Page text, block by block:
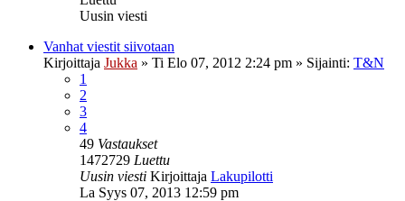
Uusin viesti
Vanhat viestit siivotaan
Kirjoittaja Jukka » Ti Elo 07, 2012 2:24 pm » Sijainti: T&N
1
2
3
4
49 Vastaukset
1472729 Luettu
Uusin viesti Kirjoittaja Lakupilotti
La Syys 07, 2013 12:59 pm